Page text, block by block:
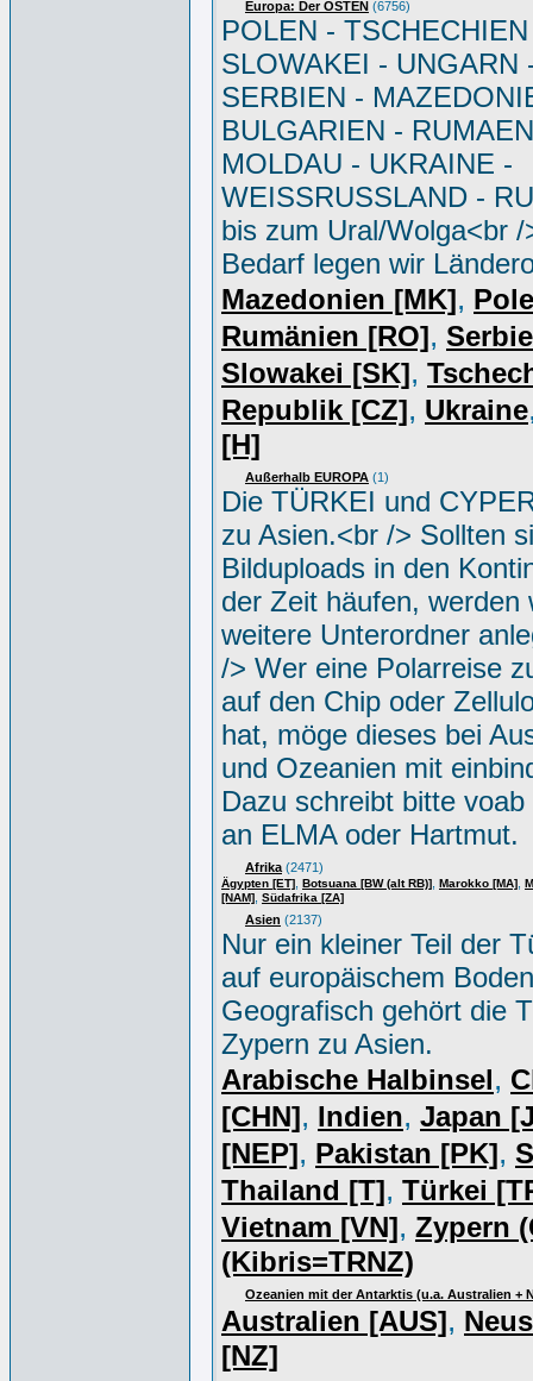
Europa: Der OSTEN (6756)
POLEN -
SLOWAKEI - UNGARN
SERBIEN -
BULGARIEN -
MOLDAU - UKRAINE -
WEISSRUSSLAND -
bis zum Ural/Wolga<br /
Bedarf legen wir
Mazedonien [MK],
Rumänien [RO],
Slowakei [SK],
Republik [CZ], Ukraine
[H]
Außerhalb EUROPA (1)
Die TÜRKEI und
zu Asien.<br /> Sollten
Bilduploads in den
der Zeit häufen, werden
weitere Unterordner
/> Wer eine Polarreise
auf den Chip oder
hat, möge dieses bei
und Ozeanien mit
Dazu schreibt bitte
an ELMA oder Hartmut.
Afrika (2471)
Ägypten [ET] Botsuana [BW (alt RB)] Marokko [MA]
[NAM] Südafrika [ZA]
Asien (2137)
Nur ein kleiner Teil der
auf europäischem
Geografisch gehört die
Zypern zu Asien.
Arabische Halbinsel,
[CHN], Indien, Japan
[NEP], Pakistan [PK],
Thailand [T], Türkei
Vietnam [VN], Zypern
(Kibris=TRNZ)
Ozeanien mit der Antarktis (u.a. Australien +
Australien [AUS],
[NZ]